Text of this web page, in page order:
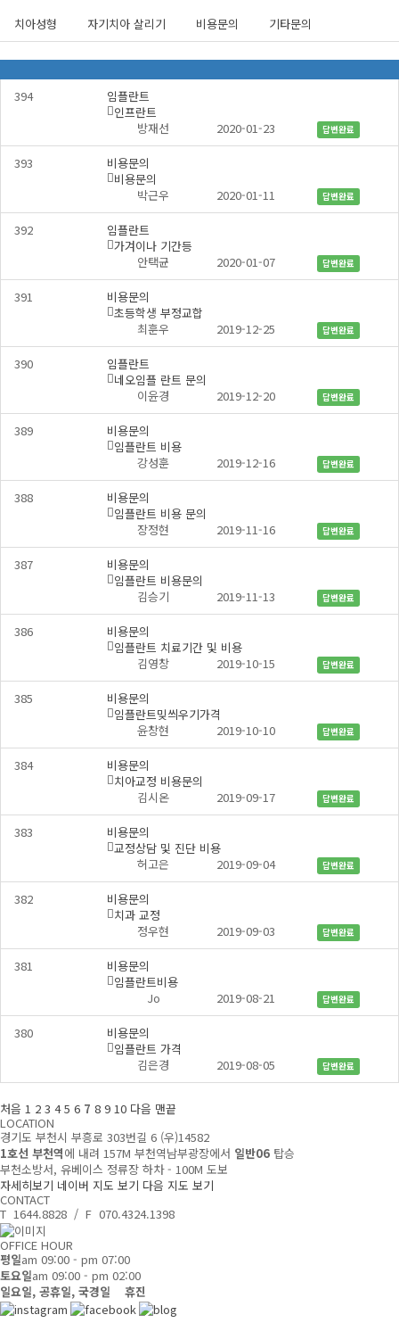
물
어
치아성형 자기치아 살리기 비용문의 기타문의
엇
어
목
394
임플란트
인프란트
글
방재선 2020-01-23 답변완료
393
비용문의
비용문의
글
박근우 2020-01-11 답변완료
392
임플란트
가겨이나 기간등
글
안택균 2020-01-07 답변완료
391
비용문의
초등학생 부정교합
글
최훈우 2019-12-25 답변완료
390
임플란트
네오임플 란트 문의
글
이윤경 2019-12-20 답변완료
389
비용문의
임플란트 비용
글
강성훈 2019-12-16 답변완료
388
비용문의
임플란트 비용 문의
글
장정현 2019-11-16 답변완료
387
비용문의
임플란트 비용문의
글
김승기 2019-11-13 답변완료
386
비용문의
임플란트 치료기간 및 비용
글
김영창 2019-10-15 답변완료
385
비용문의
임플란트밎씌우기가격
글
윤창현 2019-10-10 답변완료
384
비용문의
치아교정 비용문의
글
김시온 2019-09-17 답변완료
383
비용문의
교정상담 및 진단 비용
글
허고은 2019-09-04 답변완료
382
비용문의
치과 교정
글
정우현 2019-09-03 답변완료
381
비용문의
임플란트비용
글
Jo 2019-08-21 답변완료
380
비용문의
임플란트 가격
글
김은경 2019-08-05 답변완료
처음 1 2 3 4 5 6 7 8 9 10 다음 맨끝
LOCATION
경기도 부천시 부흥로 303번길 6 (우)14582
1호선 부천역에 내려 157M 부천역남부광장에서 일반06 탑승
부천소방서, 유베이스 정류장 하차 - 100M 도보
자세히보기 네이버 지도 보기 다음 지도 보기
CONTACT
T 1644.8828 / F 070.4324.1398
OFFICE HOUR
평일am 09:00 - pm 07:00
토요일am 09:00 - pm 02:00
일요일, 공휴일, 국경일 휴진